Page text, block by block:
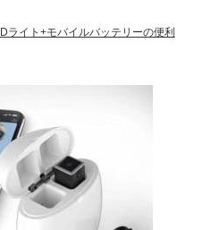
ライト+モバイルバッテリーの便利